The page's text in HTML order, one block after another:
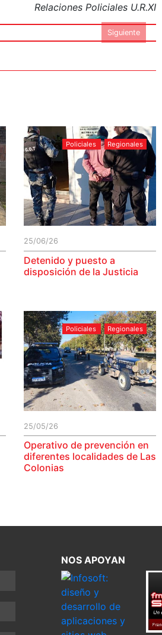
Relaciones Policiales U.R.XI
Siguiente
Policiales Regionales
25/06/26
Detenido y puesto a
disposición de la Justicia
Policiales Regionales
25/05/26
Operativo de prevención en
diferentes localidades de Las
Colonias
NOS APOYAN